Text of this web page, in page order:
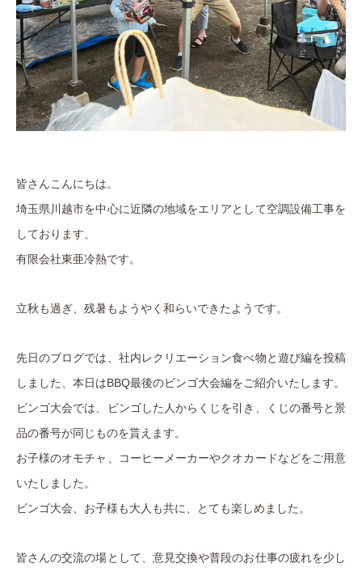
皆さんこんにちは。
埼玉県川越市を中心に近隣の地域をエリアとして空調設備工事を
しております、
有限会社東亜冷熱です。
立秋も過ぎ、残暑もようやく和らいできたようです。
先日のブログでは、社内レクリエーション食べ物と遊び編を投稿
しました、本日はBBQ最後のビンゴ大会編をご紹介いたします。
ビンゴ大会では、ビンゴした人からくじを引き、くじの番号と景
品の番号が同じものを貰えます。
お子様のオモチャ、コーヒーメーカーやクオカードなどをご用意
いたしました。
ビンゴ大会、お子様も大人も共に、とても楽しめました。
皆さんの交流の場として、意見交換や普段のお仕事の疲れを少し